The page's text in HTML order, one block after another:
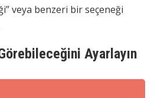
veya benzeri bir seçeneği
Ayarlayın